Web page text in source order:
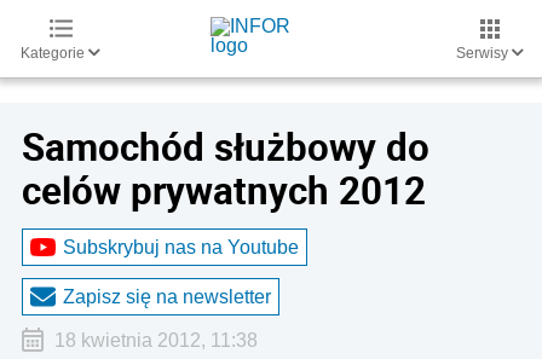
Kategorie Serwisy
Samochód służbowy do
celów prywatnych 2012
Subskrybuj nas na Youtube
Zapisz się na newsletter
18 kwietnia 2012, 11:38